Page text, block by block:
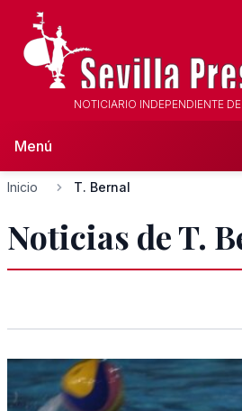
NOTICIARIO INDEPENDIENTE
Menú
Inicio T. Bernal
Noticias de T.